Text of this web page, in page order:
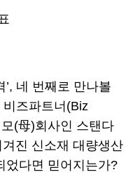
’, 네 번째로 만나볼
즈파트너(Biz
(母)회사인 스탠다
진 신소재 대량생산
었다면 믿어지는가?